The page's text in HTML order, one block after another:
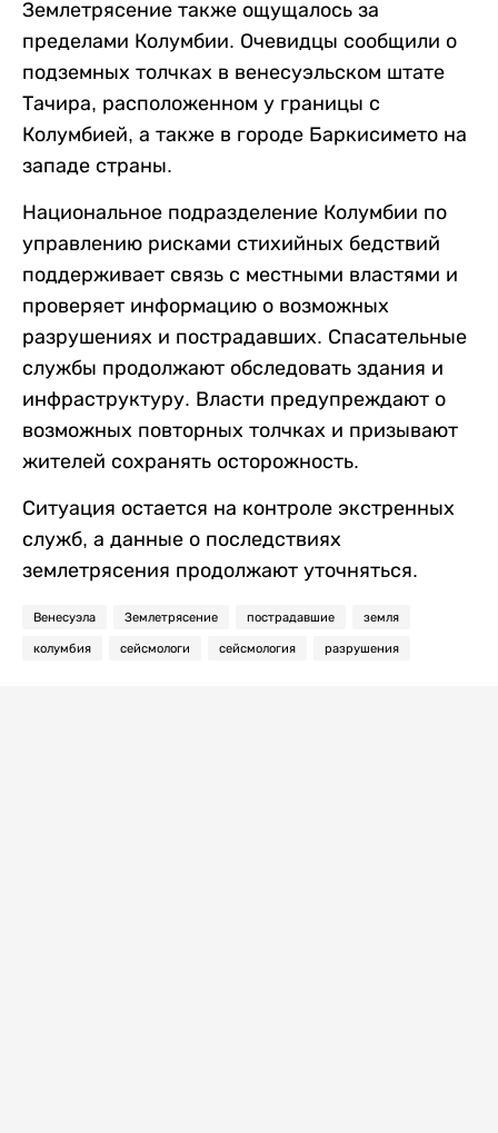
Землетрясение также ощущалось за
пределами Колумбии. Очевидцы сообщили о
подземных толчках в венесуэльском штате
Тачира, расположенном у границы с
Колумбией, а также в городе Баркисимето на
западе страны.
Национальное подразделение Колумбии по
управлению рисками стихийных бедствий
поддерживает связь с местными властями и
проверяет информацию о возможных
разрушениях и пострадавших. Спасательные
службы продолжают обследовать здания и
инфраструктуру. Власти предупреждают о
возможных повторных толчках и призывают
жителей сохранять осторожность.
Ситуация остается на контроле экстренных
служб, а данные о последствиях
землетрясения продолжают уточняться.
Венесуэла Землетрясение пострадавшие земля
колумбия сейсмологи сейсмология разрушения